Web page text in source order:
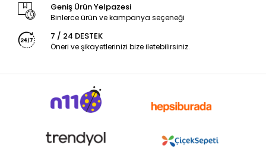
Geniş Ürün Yelpazesi
Binlerce ürün ve kampanya seçeneği
7 / 24 DESTEK
Öneri ve şikayetlerinizi bize iletebilirsiniz.